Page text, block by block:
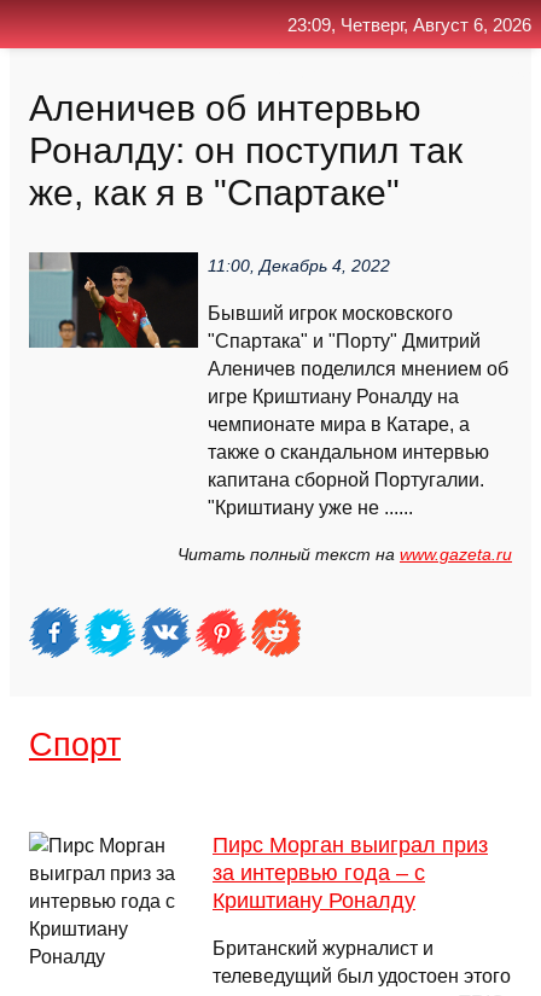
Аленичев об интервью
Роналду: он поступил так
же, как я в "Спартаке"
11:00, Декабрь 4, 2022
Бывший игрок московского
"Спартака" и "Порту" Дмитрий
Аленичев поделился мнением об
игре Криштиану Роналду на
чемпионате мира в Катаре, а
также о скандальном интервью
капитана сборной Португалии.
"Криштиану уже не ......
Читать полный текст на www.gazeta.ru
Спорт
Пирс Морган выиграл приз
за интервью года – с
Криштиану Роналду
Британский журналист и
телеведущий был удостоен этого
23:09, Четверг, Август 6, 2026